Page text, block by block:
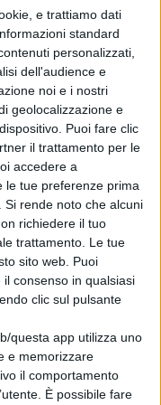
e trattiamo dati
standard
personalizzati,
dell'audience e
noi e i nostri
geolocalizzazione e
Puoi fare clic
il trattamento per le
accedere a
le tue preferenze prima
Si rende noto che alcuni
richiedere il tuo
trattamento. Le tue
sito web. Puoi
consenso in qualsiasi
clic sul pulsante
questa app utilizza uno
e memorizzare
il comportamento
È possibile fare
occasione per
le tariffe –
invece con
aumento sulle
di una misura
che sarà replicata
i tempi, a
di fronte a un
mero strumento
ragiona su una
non si offrono
che possano
non si
ad